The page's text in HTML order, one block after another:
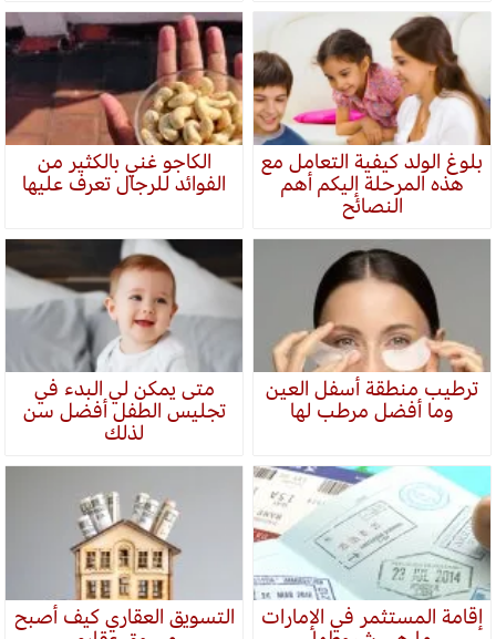
بلوغ الولد كيفية التعامل مع
هذه المرحلة إليكم أهم
النصائح
الكاجو غني بالكثير من
الفوائد للرجال تعرف عليها
ترطيب منطقة أسفل العين
وما أفضل مرطب لها
متى يمكن لي البدء في
تجليس الطفل أفضل سن
لذلك
إقامة المستثمر في الإمارات التسويق العقاري كيف أصبح